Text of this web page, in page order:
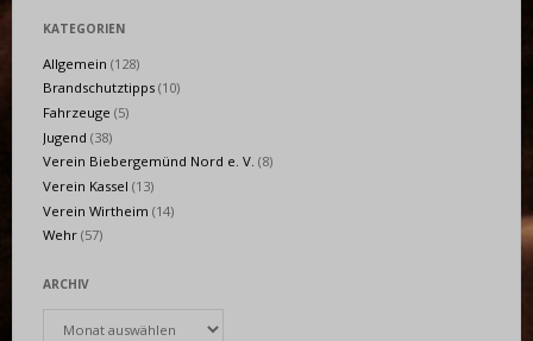
KATEGORIEN
Allgemein (128)
Brandschutztipps (10)
Fahrzeuge (5)
Jugend (38)
Verein Biebergemünd Nord e. V. (8)
Verein Kassel (13)
Verein Wirtheim (14)
Wehr (57)
ARCHIV